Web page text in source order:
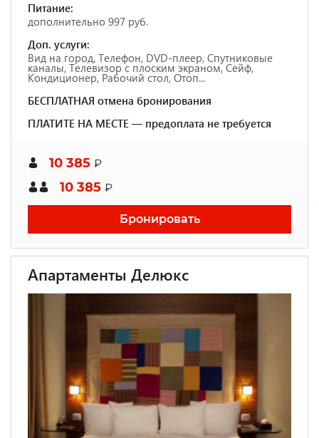
Питание:
дополнительно 997 руб.
Доп. услуги:
Вид на город, Телефон, DVD-плеер, Спутниковые
каналы, Телевизор с плоским экраном, Сейф,
Кондиционер, Рабочий стол, Отоп...
БЕСПЛАТНАЯ отмена бронирования
ПЛАТИТЕ НА МЕСТЕ — предоплата не требуется
10 385 ₽
10 385 ₽
Бронировать
Апартаменты Делюкс